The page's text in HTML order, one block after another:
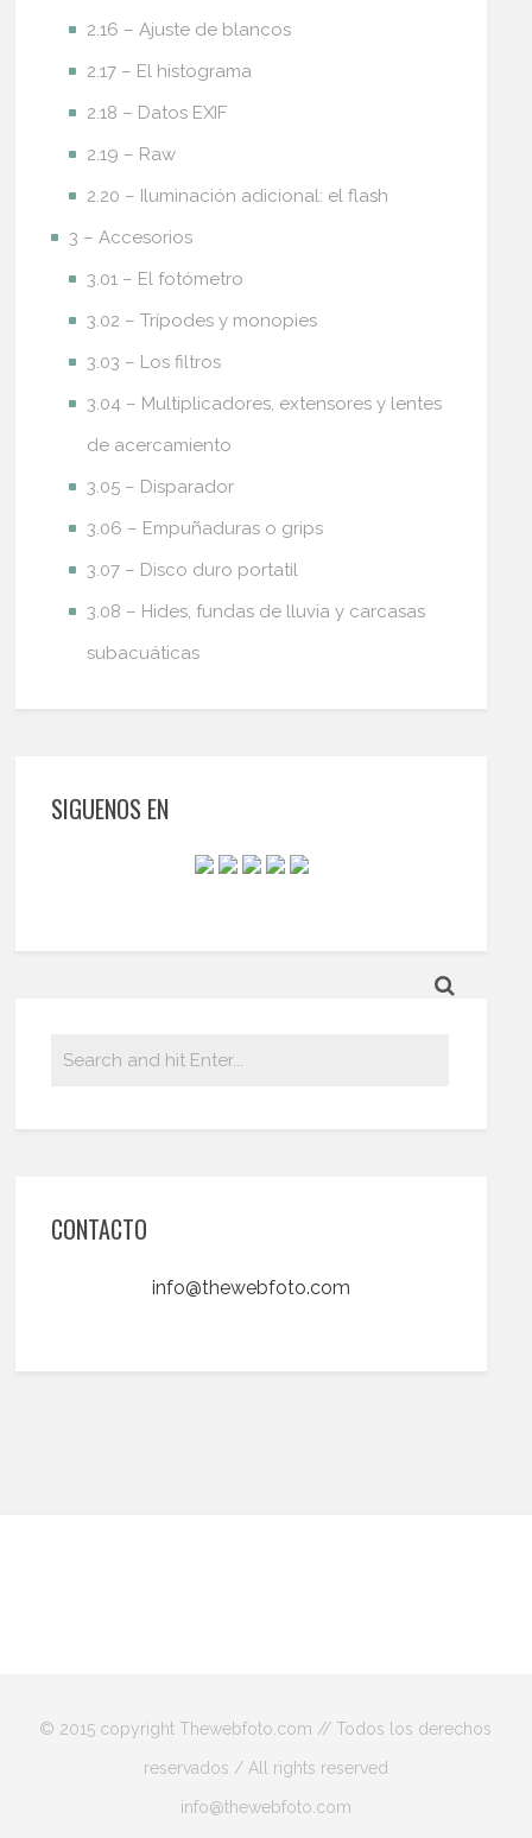
2.16 – Ajuste de blancos
2.17 – El histograma
2.18 – Datos EXIF
2.19 – Raw
2.20 – Iluminación adicional: el flash
3 – Accesorios
3.01 – El fotómetro
3.02 – Trípodes y monopies
3.03 – Los filtros
3.04 – Multiplicadores, extensores y lentes
de acercamiento
3.05 – Disparador
3.06 – Empuñaduras o grips
3.07 – Disco duro portatil
3.08 – Hides, fundas de lluvia y carcasas
subacuáticas
SIGUENOS EN
CONTACTO
info@thewebfoto.com
© 2015 copyright Thewebfoto.com // Todos los derechos
reservados / All rights reserved
info@thewebfoto.com